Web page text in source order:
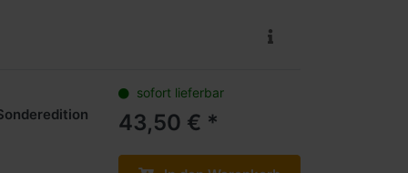
sofort lieferbar
43,50 € *